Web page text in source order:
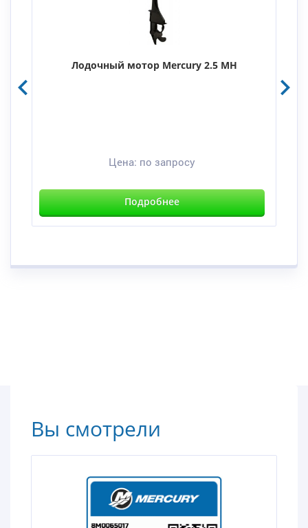
Лодочный мотор Mercury 2.5 MH
Цена: по запросу
Подробнее
Вы смотрели